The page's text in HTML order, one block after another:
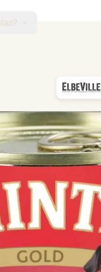
Pro dospělé psy